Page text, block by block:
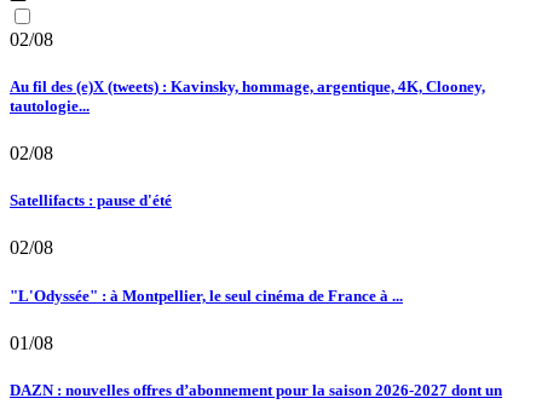
02/08
Au fil des (e)X (tweets) : Kavinsky, hommage, argentique, 4K, Clooney,
tautologie...
02/08
Satellifacts : pause d'été
02/08
"L'Odyssée" : à Montpellier, le seul cinéma de France à ...
01/08
DAZN : nouvelles offres d’abonnement pour la saison 2026-2027 dont un